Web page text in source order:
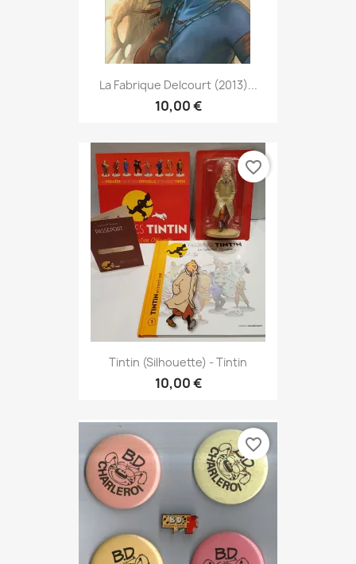
La Fabrique Delcourt (2013)...
10,00 €
Tintin (Silhouette) - Tintin
10,00 €
favorite_border
favorite_border